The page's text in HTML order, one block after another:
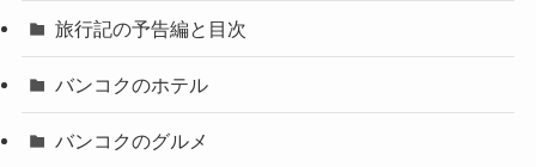
旅行記の予告編と目次
バンコクのホテル
バンコクのグルメ